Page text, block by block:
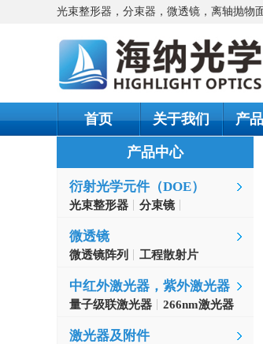
光束整形器，分束器，微透镜，离轴抛物
首页 关于我们 产
产品中心
衍射光学元件（DOE）
光束整形器
分束镜
微透镜
微透镜阵列 工程散射片
中红外激光器，紫外激光器
量子级联激光器 266nm激光器
激光器及附件